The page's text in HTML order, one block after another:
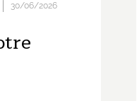
30/06/2026